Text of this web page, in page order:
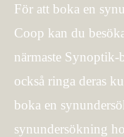
För att boka en
Coop kan du
närmaste
också ringa deras
boka en
synundersökning